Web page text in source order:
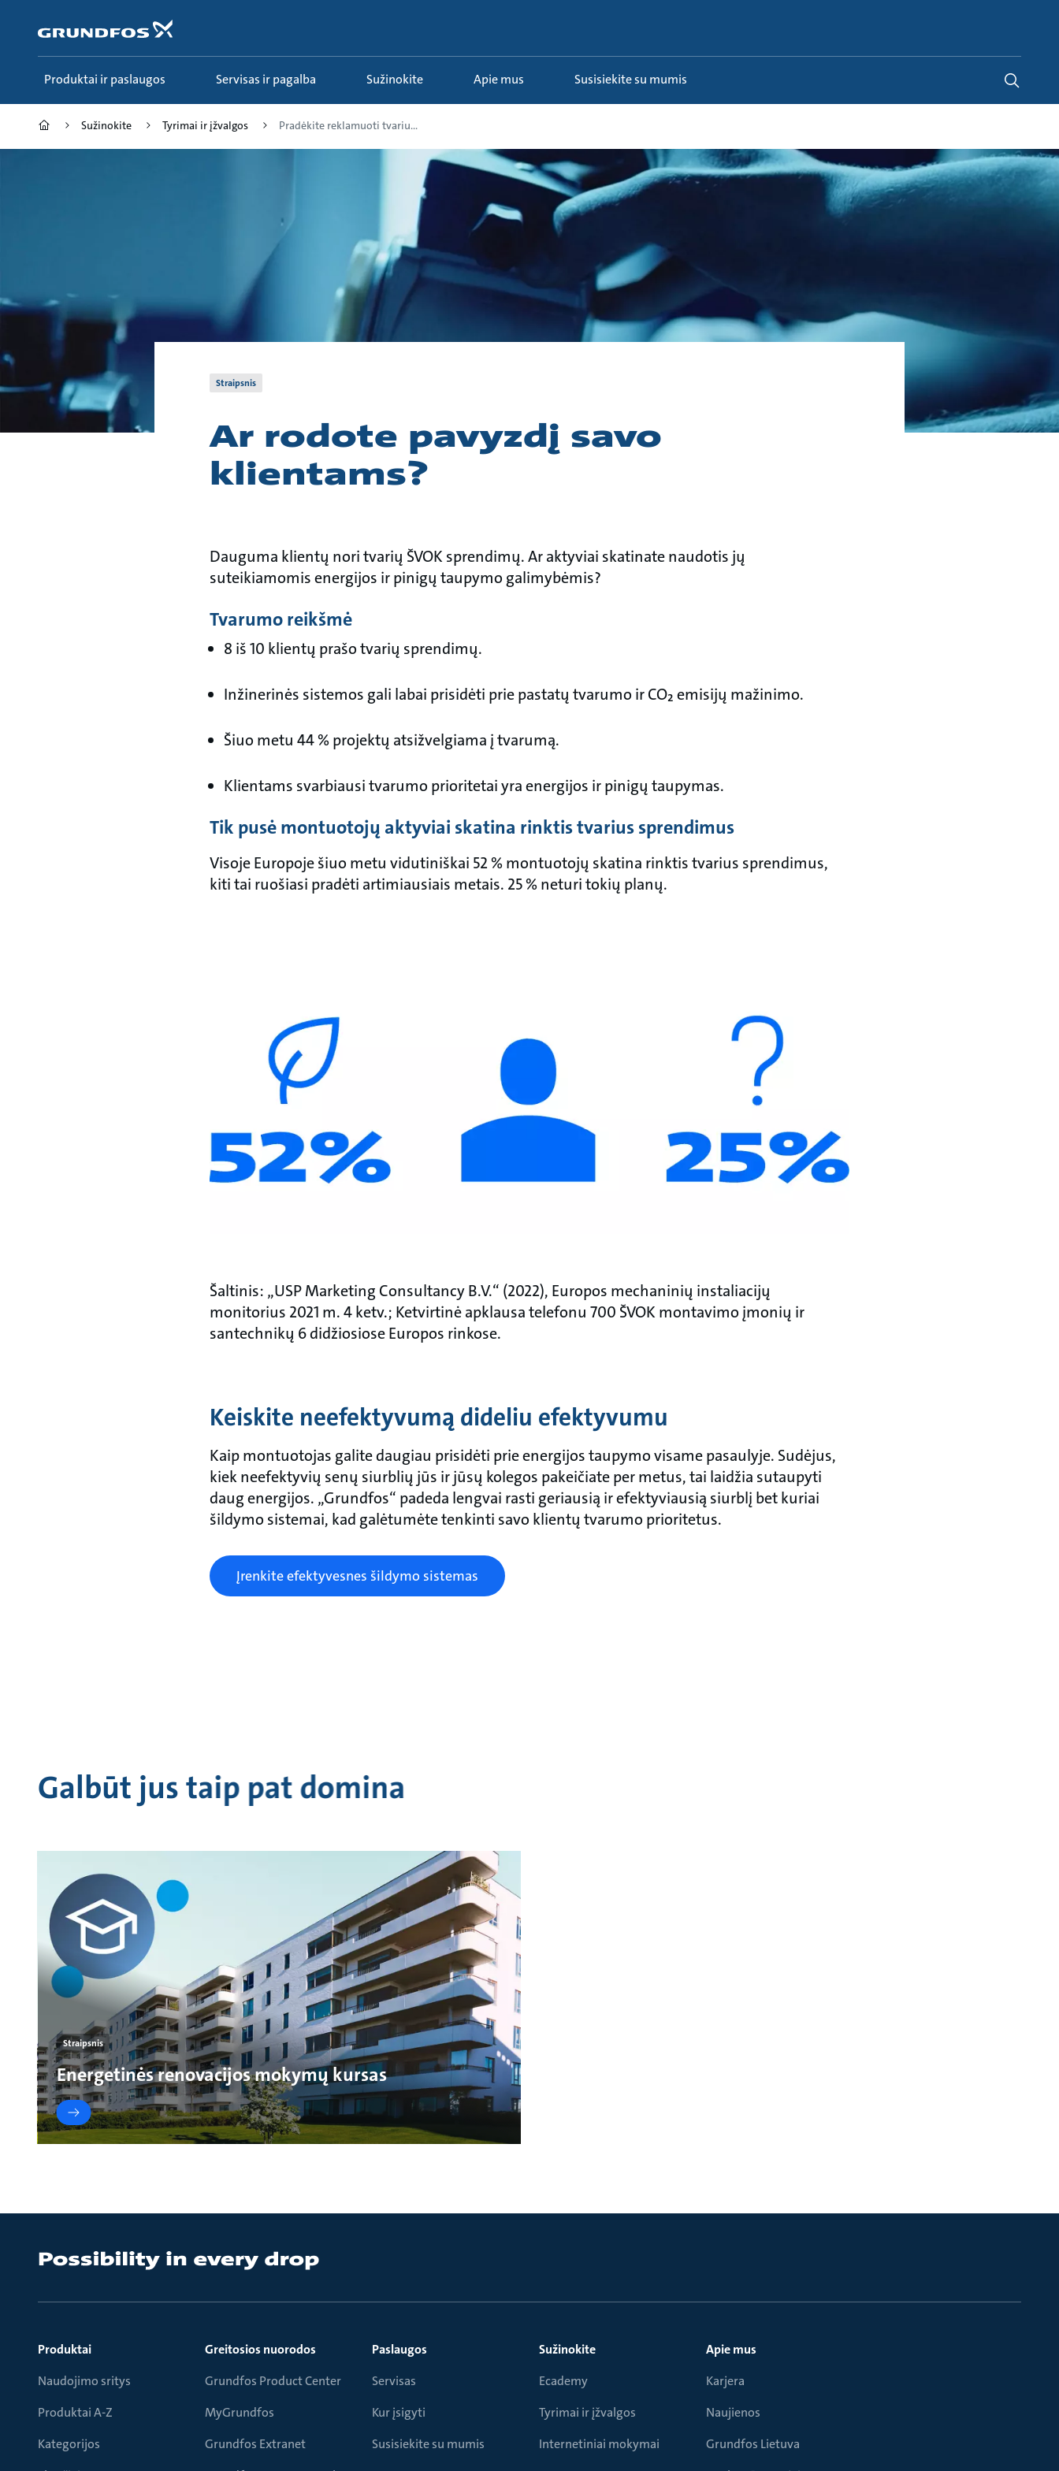
pagrindinio
Produktai ir paslaugos Servisas ir pagalba Sužinokite Apie mus Susisiekite su mumis
Sužinokite Tyrimai ir įžvalgos Pradėkite reklamuoti tvariu...
Straipsnis
Ar rodote pavyzdį savo
klientams?
Dauguma klientų nori tvarių ŠVOK sprendimų. Ar aktyviai skatinate naudotis jų
suteikiamomis energijos ir pinigų taupymo galimybėmis?
Tvarumo reikšmė
8 iš 10 klientų prašo tvarių sprendimų.
Inžinerinės sistemos gali labai prisidėti prie pastatų tvarumo ir CO₂ emisijų mažinimo.
Šiuo metu 44 % projektų atsižvelgiama į tvarumą.
Klientams svarbiausi tvarumo prioritetai yra energijos ir pinigų taupymas.
Tik pusė montuotojų aktyviai skatina rinktis tvarius sprendimus
Visoje Europoje šiuo metu vidutiniškai 52 % montuotojų skatina rinktis tvarius sprendimus,
kiti tai ruošiasi pradėti artimiausiais metais. 25 % neturi tokių planų.
Šaltinis: „USP Marketing Consultancy B.V.“ (2022), Europos mechaninių instaliacijų
monitorius 2021 m. 4 ketv.; Ketvirtinė apklausa telefonu 700 ŠVOK montavimo įmonių ir
santechnikų 6 didžiosiose Europos rinkose.
Keiskite neefektyvumą dideliu efektyvumu
Kaip montuotojas galite daugiau prisidėti prie energijos taupymo visame pasaulyje. Sudėjus,
kiek neefektyvių senų siurblių jūs ir jūsų kolegos pakeičiate per metus, tai laidžia sutaupyti
daug energijos. „Grundfos“ padeda lengvai rasti geriausią ir efektyviausią siurblį bet kuriai
šildymo sistemai, kad galėtumėte tenkinti savo klientų tvarumo prioritetus.
Įrenkite efektyvesnes šildymo sistemas
Galbūt jus taip pat domina
Straipsnis
Energetinės renovacijos mokymų kursas
Produktai
Naudojimo sritys
Produktai A-Z
Kategorijos
Greitosios nuorodos
Grundfos Product Center
MyGrundfos
Grundfos Extranet
Paslaugos
Servisas
Kur įsigyti
Susisiekite su mumis
Sužinokite
Ecademy
Tyrimai ir įžvalgos
Internetiniai mokymai
Apie mus
Karjera
Naujienos
Grundfos Lietuva